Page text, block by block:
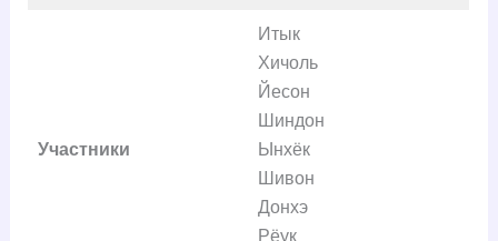
Участники
Итык
Хичоль
Йесон
Шиндон
Ынхёк
Шивон
Донхэ
Рёук